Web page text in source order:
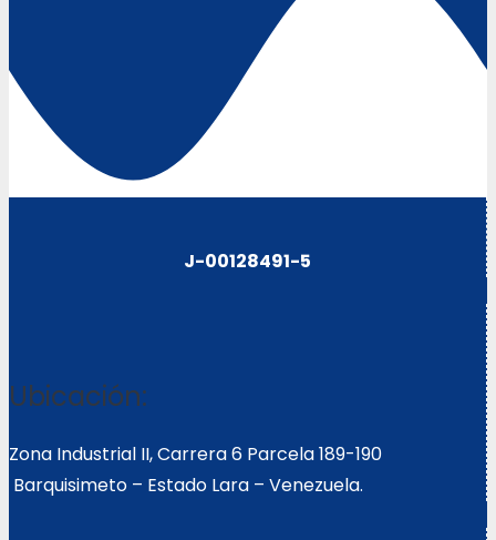
J-00128491-5
Ubicación:
Zona Industrial II, Carrera 6 Parcela 189-190
Barquisimeto – Estado Lara – Venezuela.